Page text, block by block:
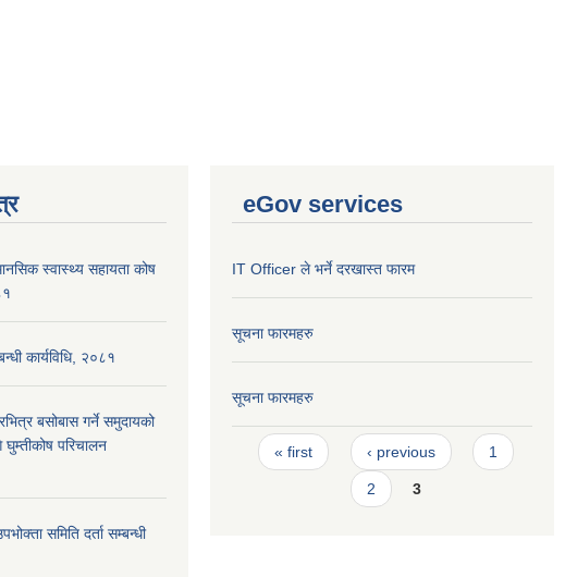
स्वास्थ्य सहायता कोष
कार्यविधि, २०८१
बसोबास गर्ने समुदायको
परिचालन
समिति दर्ता सम्बन्धी
eGov services
IT Officer ले भर्ने दरखास्त फारम
सूचना फारमहरु
सूचना फारमहरु
Pages
« first ‹ previous 1
2 3